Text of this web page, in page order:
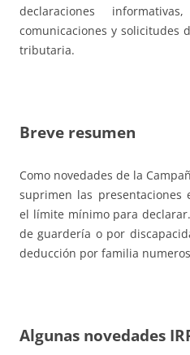
declaraciones
comunicaciones y solicitudes
tributaria.
Breve resumen
Como novedades de la
suprimen las presentaciones
el límite mínimo para
de guardería o por
deducción por familia
Algunas novedades